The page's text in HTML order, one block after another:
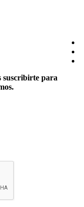
suscribirte para